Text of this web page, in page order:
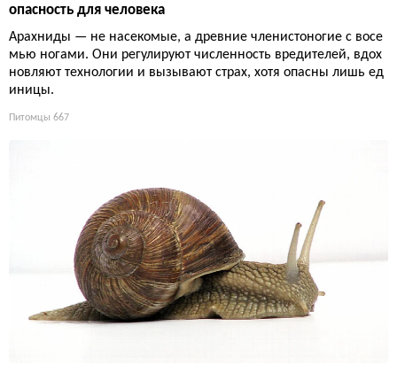
опасность для человека
Арахниды — не насекомые, а древние членистоногие с восе
мью ногами. Они регулируют численность вредителей, вдох
новляют технологии и вызывают страх, хотя опасны лишь ед
иницы.
Питомцы 667